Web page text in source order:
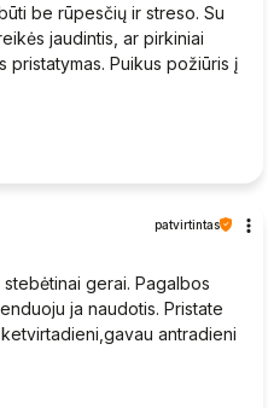
be rūpesčių ir streso. Su
jaudintis, ar pirkiniai
pristatymas. Puikus požiūris į
patvirtintas
gerai. Pagalbos
ja naudotis. Pristate
antradieni